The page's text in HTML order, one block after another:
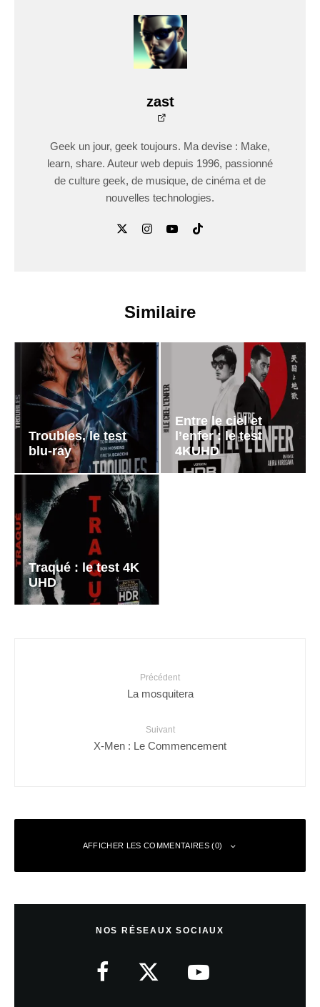
zast
Geek un jour, geek toujours. Ma devise : Make,
learn, share. Auteur web depuis 1996, passionné
de culture geek, de musique, de cinéma et de
nouvelles technologies.
Similaire
Troubles, le test
blu-ray
Entre le ciel et
l’enfer : le test
4KUHD
Traqué : le test 4K
UHD
Précédent
La mosquitera
Suivant
X-Men : Le Commencement
AFFICHER LES COMMENTAIRES (0)
NOS RÉSEAUX SOCIAUX